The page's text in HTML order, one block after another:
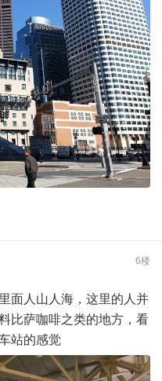
6楼
面人山人海，这里的人并
比萨咖啡之类的地方，看
站的感觉